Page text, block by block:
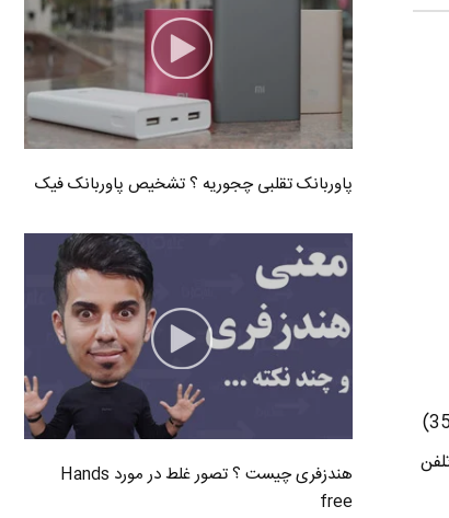
به این نتجه رسیدند که یک سوم از بزرگسالان آمریکایی (%35)
تلفن
پاوربانک تقلبی چجوریه ؟ تشخیص پاوربانک فیک
هندزفری چیست ؟ تصور غلط در مورد Hands
free